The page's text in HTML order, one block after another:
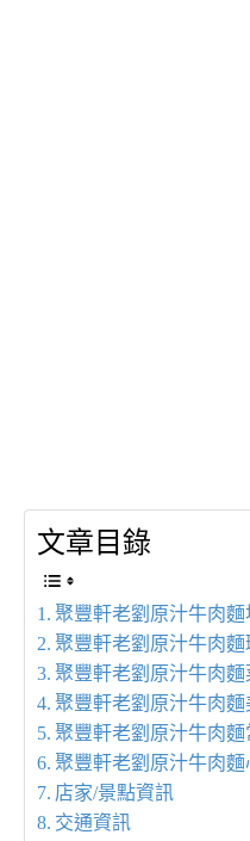
文章目錄
聚豐軒老劉原汁牛肉麵
聚豐軒老劉原汁牛肉麵
聚豐軒老劉原汁牛肉麵
聚豐軒老劉原汁牛肉麵
聚豐軒老劉原汁牛肉麵
聚豐軒老劉原汁牛肉麵
店家/景點資訊
交通資訊